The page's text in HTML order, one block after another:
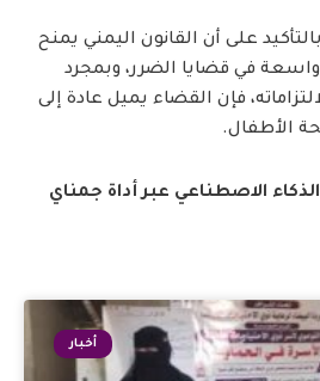
على أن القانون اليمني يمنح
في قضايا الضرر، وبمجرد
فإن القضاء يميل عادة إلى
الأطفال.
الاصطناعي عبر أداة جمناي
أخبار